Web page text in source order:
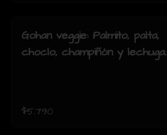
Gohan veggie: Palmito, palta,
choclo, champiñón y lechuga.
$5.790